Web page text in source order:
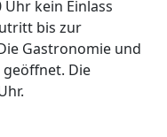
kein Einlass
bis zur
Gastronomie und
Die